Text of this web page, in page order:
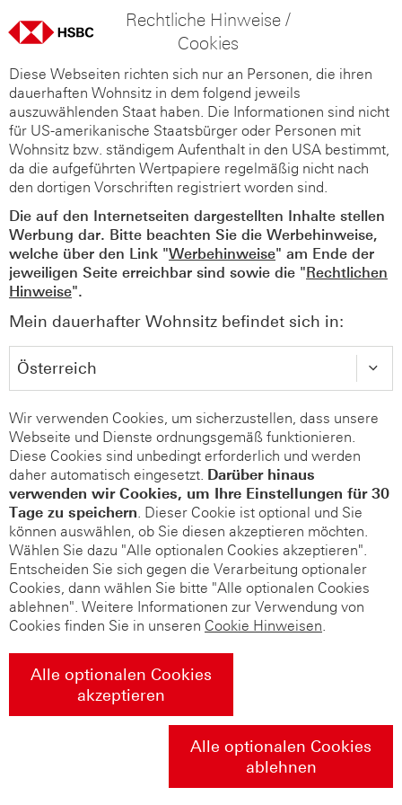
Rechtliche Hinweise /
Cookies
Diese Webseiten richten sich nur an Personen, die ihren
dauerhaften Wohnsitz in dem folgend jeweils
auszuwählenden Staat haben. Die Informationen sind nicht
für US-amerikanische Staatsbürger oder Personen mit
Wohnsitz bzw. ständigem Aufenthalt in den USA bestimmt,
da die aufgeführten Wertpapiere regelmäßig nicht nach
den dortigen Vorschriften registriert worden sind.
Die auf den Internetseiten dargestellten Inhalte stellen
Werbung dar. Bitte beachten Sie die Werbehinweise,
welche über den Link "Werbehinweise" am Ende der
jeweiligen Seite erreichbar sind sowie die "Rechtlichen
Hinweise".
Mein dauerhafter Wohnsitz befindet sich in:
Wir verwenden Cookies, um sicherzustellen, dass unsere
Webseite und Dienste ordnungsgemäß funktionieren.
Diese Cookies sind unbedingt erforderlich und werden
daher automatisch eingesetzt. Darüber hinaus
verwenden wir Cookies, um Ihre Einstellungen für 30
Tage zu speichern. Dieser Cookie ist optional und Sie
können auswählen, ob Sie diesen akzeptieren möchten.
Wählen Sie dazu "Alle optionalen Cookies akzeptieren".
Entscheiden Sie sich gegen die Verarbeitung optionaler
Cookies, dann wählen Sie bitte "Alle optionalen Cookies
ablehnen". Weitere Informationen zur Verwendung von
Cookies finden Sie in unseren Cookie Hinweisen.
Alle optionalen Cookies
akzeptieren
Alle optionalen Cookies
ablehnen